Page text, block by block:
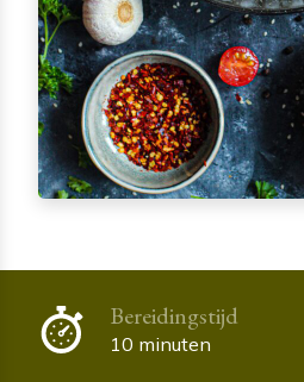
Bereidingstijd
10 minuten